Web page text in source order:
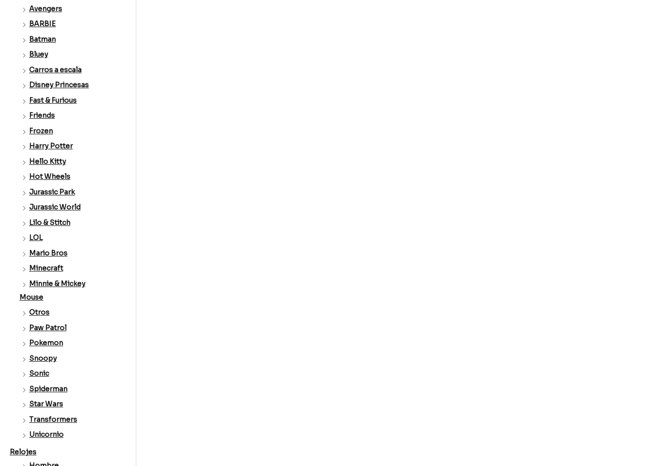
Avengers
BARBIE
Batman
Bluey
Carros a escala
Disney Princesas
Fast & Furious
Friends
Frozen
Harry Potter
Hello Kitty
Hot Wheels
Jurassic Park
Jurassic World
Lilo & Stitch
LOL
Mario Bros
Minecraft
Minnie & Mickey
Mouse
Otros
Paw Patrol
Pokemon
Snoopy
Sonic
Spiderman
Star Wars
Transformers
Unicornio
Relojes